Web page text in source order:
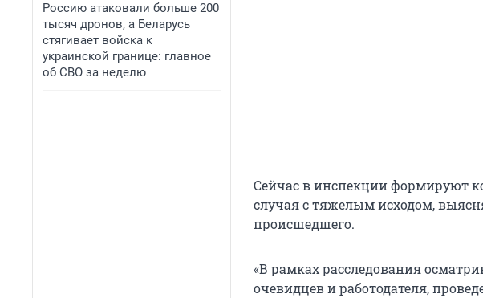
Россию атаковали больше 200
тысяч дронов, а Беларусь
стягивает войска к
украинской границе: главное
об СВО за неделю
Сейчас в инспекции формируют
случая с тяжелым исходом,
происшедшего.
«В рамках расследования
очевидцев и работодателя,